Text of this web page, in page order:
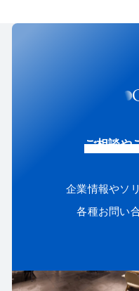
ご相談や
企業情報やソ
各種お問い